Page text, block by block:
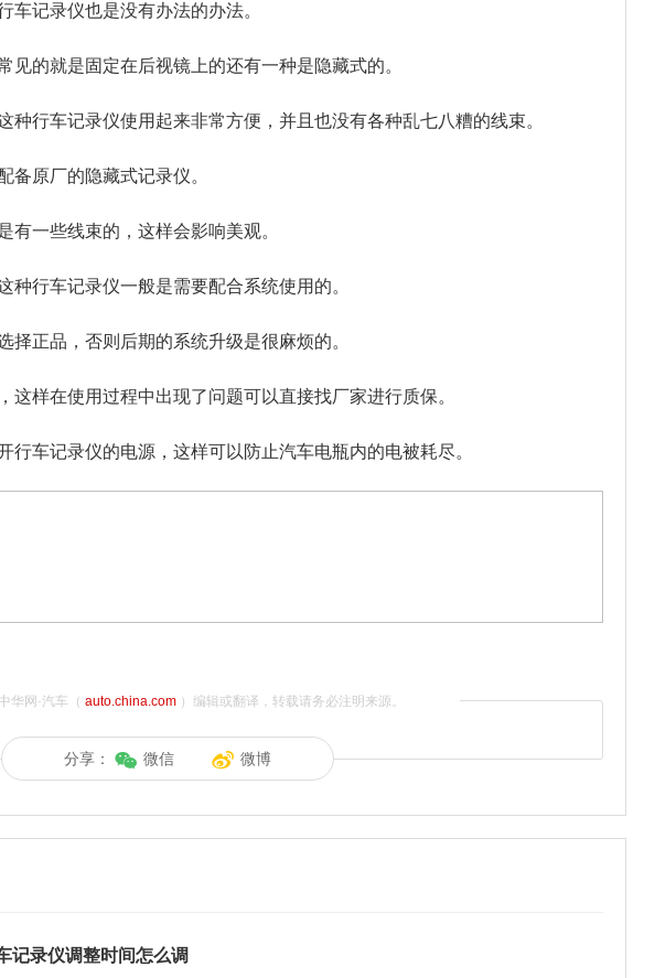
车记录仪也是没有办法的办法。
见的就是固定在后视镜上的还有一种是隐藏式的。
种行车记录仪使用起来非常方便，并且也没有各种乱七八糟的线束。
备原厂的隐藏式记录仪。
有一些线束的，这样会影响美观。
种行车记录仪一般是需要配合系统使用的。
择正品，否则后期的系统升级是很麻烦的。
这样在使用过程中出现了问题可以直接找厂家进行质保。
行车记录仪的电源，这样可以防止汽车电瓶内的电被耗尽。
华网·汽车（ auto.china.com）编辑或翻译，转载请务必注明来源。
分享： 微信 微博
记录仪调整时间怎么调